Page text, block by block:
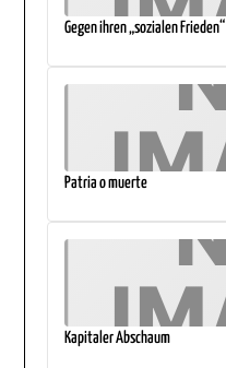
Gegen ihren „sozialen Frieden“
Patria o muerte
Kapitaler Abschaum